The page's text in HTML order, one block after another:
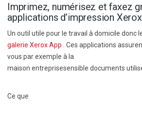
Imprimez, numérisez et faxez
applications d’impression Xerox
Un outil utile pour le travail à domicile donc
galerie Xerox App
. Ces applications
vous par exemple à la
maison entreprisesensible documents
Ce que